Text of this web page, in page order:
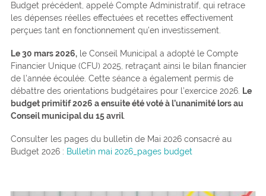
Budget précédent, appelé Compte Administratif, qui retrace
les dépenses réelles effectuées et recettes effectivement
perçues tant en fonctionnement qu’en investissement.
Le 30 mars 2026,le Conseil Municipal a adopté le Compte
Financier Unique (CFU) 2025, retraçant ainsi le bilan financier
de l’année écoulée. Cette séance a également permis de
débattre des orientations budgétaires pour l’exercice 2026.
Le
budget primitif 2026 a ensuite été voté à l’unanimité lors au
Conseil municipal du 15 avril.
Consulter les pages du bulletin de Mai 2026 consacré au
Budget 2026 : Bulletin mai 2026_pages budget